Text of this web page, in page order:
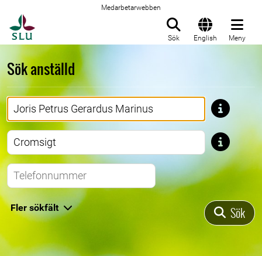
Medarbetarwebben
Sök English Meny
Sök anställd
Förnamn
Efternamn
Telefonnummer
Fler sökfält Sök